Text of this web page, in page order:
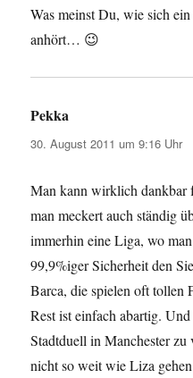
Was meinst Du, wie sich
anhört… 😉
Pekka
30. August 2011 um 9:16 Uhr
Man kann wirklich dankbar
man meckert auch ständig
immerhin eine Liga, wo
99,9%iger Sicherheit den
Barca, die spielen oft tollen
Rest ist einfach abartig.
Stadtduell in Manchester
nicht so weit wie Liza